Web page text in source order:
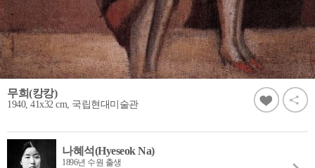
무희(캉캉)
1940, 41x32 cm, 국립현대미술관
나혜석(Hyeseok Na)
1896년 수원 출생